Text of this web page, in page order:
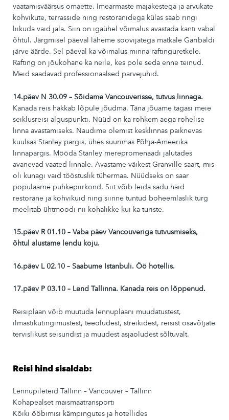
vaatamisväärsus omaette. Imearmaste majakestega ja arvukate
kohvikute, terrasside ning restoranidega külas saab ringi
liikuda vaid jala. Siin on igaühel võimalus avastada kanti vabal
õhtul. Järgmisel päeval läheme soovijatega matkale Garibaldi
järve äärde. Sel päeval ka võimalus minna raftinguretkele.
Rafting on jõukohane ka neile, kes pole seda enne teinud.
Meid saadavad professionaalsed parvejuhid.
14.päev N 30.09 – Sõidame Vancouverisse, tutvus linnaga.
Kanada reis hakkab lõpule jõudma. Täna jõuame tagasi meie
seiklusreisi alguspunkti. Nüüd on ka rohkem aega rohelise
linna avastamiseks. Naudime olemist kesklinnas paiknevas
kuulsas Stanley pargis, ühes suurimas Põhja-Ameerika
linnapargis. Mööda Stanley merepromenaadi jalutades
avanevad vaated linnale. Avastame väikest Granville saart, mis
oli kunagi vaid tööstuslik tühermaa. Nüüdseks on saar
populaarne puhkepiirkond. Siit võib leida sadu häid
restorane ja kohvikuid ning siinne tuntud boheemlaslik turg
meelitab ühtmoodi nii kohalikke kui ka turiste.
15.päev R 01.10 – Vaba päev Vancouveriga tutvusmiseks,
õhtul alustame lendu koju.
16.päev L 02.10 – Saabume Istanbuli. Öö hotellis.
17.päev P 03.10 – Lend Tallinna. Kanada reis on lõppenud.
Reisiplaan võib muutuda lennuplaani muudatustest,
ilmastikutingimustest, teeoludest, streikidest, reisist osavõtjate
tervislikust seisundist ja muudest asjaoludest sõltuvalt.
Reisi hind sisaldab:
Lennupileteid Tallinn – Vancouver – Tallinn
Kohapealset maismaatransporti
Kõiki ööbimisi kämpingutes ja hotellides